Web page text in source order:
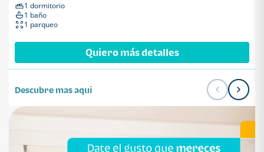
1 dormitorio
1 baño
1 parqueo
Quiero más detalles
Descubre mas aqui